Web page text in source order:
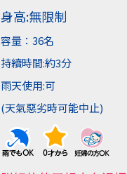
身高:無限制
容量： 36名
持續時間:約3分
雨天使用:可
(天氣惡劣時可能中止)